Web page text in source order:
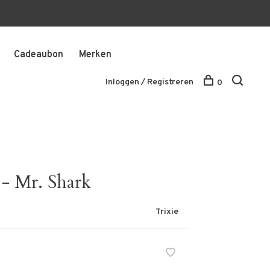
Cadeaubon Merken
Inloggen / Registreren 0
Mr. Shark
Trixie